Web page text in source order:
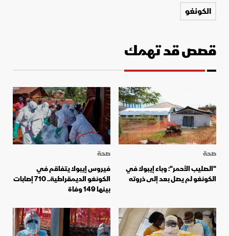
الكونغو
قصص قد تهمك
صحة
"الصليب الأحمر": وباء إيبولا في
الكونغو لم يصل بعد إلى ذروته
صحة
فيروس إيبولا يتفاقم في
الكونغو الديمقراطية.. 710 إصابات
بينها 149 وفاة